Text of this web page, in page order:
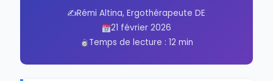
✍️Rémi Altina, Ergothérapeute DE
21 février 2026
Temps de lecture : 12 min